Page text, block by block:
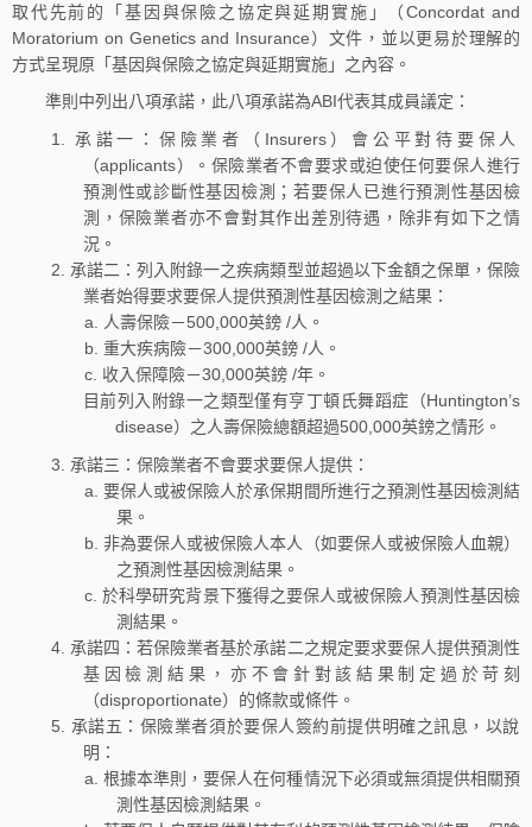
取代先前的「基因與保險之協定與延期實施」（Concordat and
Moratorium on Genetics and Insurance）文件，並以更易於理解的
方式呈現原「基因與保險之協定與延期實施」之內容。
準則中列出八項承諾，此八項承諾為ABI代表其成員議定：
承諾一：保險業者（Insurers）會公平對待要保人
（applicants）。保險業者不會要求或迫使任何要保人進行
預測性或診斷性基因檢測；若要保人已進行預測性基因檢
測，保險業者亦不會對其作出差別待遇，除非有如下之情
況。
承諾二：列入附錄一之疾病類型並超過以下金額之保單，保險
業者始得要求要保人提供預測性基因檢測之結果：
人壽保險－500,000英鎊 /人。
重大疾病險－300,000英鎊 /人。
收入保障險－30,000英鎊 /年。
目前列入附錄一之類型僅有亨丁頓氏舞蹈症（Huntington’s
disease）之人壽保險總額超過500,000英鎊之情形。
承諾三：保險業者不會要求要保人提供：
要保人或被保險人於承保期間所進行之預測性基因檢測結
果。
非為要保人或被保險人本人（如要保人或被保險人血親）
之預測性基因檢測結果。
於科學研究背景下獲得之要保人或被保險人預測性基因檢
測結果。
承諾四：若保險業者基於承諾二之規定要求要保人提供預測性
基因檢測結果，亦不會針對該結果制定過於苛刻
（disproportionate）的條款或條件。
承諾五：保險業者須於要保人簽約前提供明確之訊息，以說
明：
根據本準則，要保人在何種情況下必須或無須提供相關預
測性基因檢測結果。